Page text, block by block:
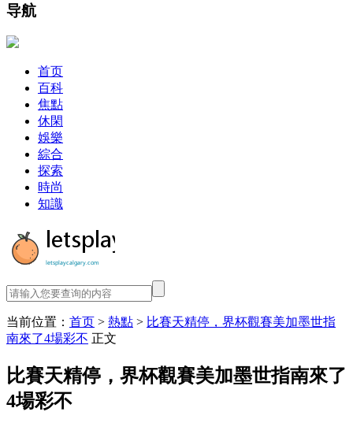
导航
首页
百科
焦點
休閑
娛樂
綜合
探索
時尚
知識
当前位置： 首页 > 熱點 > 比賽天精停，界杯觀賽美加墨世指
南來了4場彩不 正文
比賽天精停，界杯觀賽美加墨世指南來了
4場彩不